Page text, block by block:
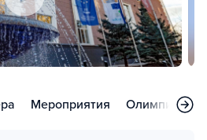
Мероприятия Олимпиады